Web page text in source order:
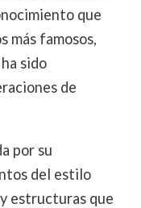
que
más famosos,
sido
de
por su
del estilo
estructuras que